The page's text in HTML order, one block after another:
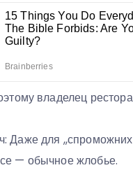
владелец
Даже для
— обычное жлобье.